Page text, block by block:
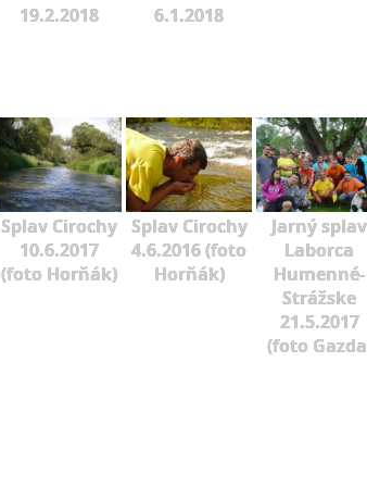
19.2.2018
6.1.2018
Splav Cirochy
10.6.2017
(foto Horňák)
Splav Cirochy
4.6.2016 (foto
Horňák)
Jarný splav
Laborca
Humenné-
Strážske
21.5.2017
(foto